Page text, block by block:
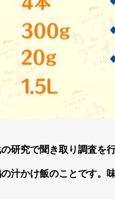
研究で聞き取り調査を行
汁かけ飯のことです。